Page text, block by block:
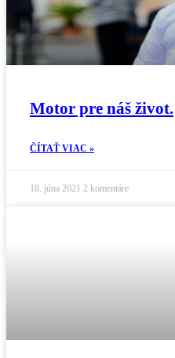
Motor pre náš život.
ČÍTAŤ VIAC »
18. júna 2021 2 komentáre